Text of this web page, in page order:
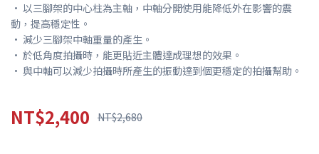
• 以三腳架的中心柱為主軸，中軸分開使用能降低外在影響的震
動，提高穩定性。
• 減少三腳架中軸重量的產生。
• 於低角度拍攝時，能更貼近主體達成理想的效果。
• 與中軸可以減少拍攝時所產生的振動達到個更穩定的拍攝幫助。
NT$2,400 NT$2,680